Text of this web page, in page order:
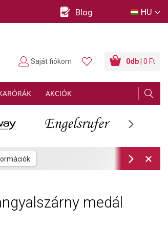
Blog HU
AKCIÓK
0db | 0 Ft
Saját fiókom
medál